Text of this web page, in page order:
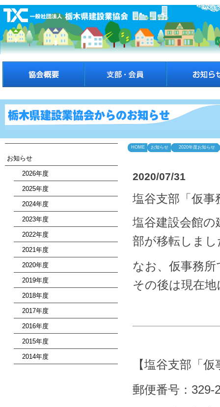
お知らせ
2026年度
2025年度
2024年度
2023年度
2022年度
2021年度
2020年度
2019年度
2018年度
2017年度
2016年度
2015年度
2014年度
HOME お知らせ 2020年度お知らせ
2020/07/31
塩谷支部「仮
塩谷建設会館の
部が移転しまし
なお、仮事務
その後は現在
【塩谷支部「
郵便番号：329-